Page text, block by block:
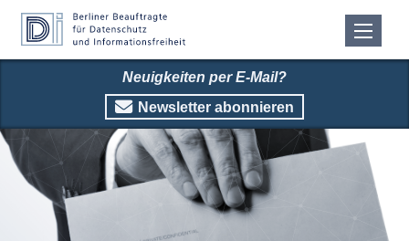
Neuigkeiten per E-Mail?
Newsletter abonnieren